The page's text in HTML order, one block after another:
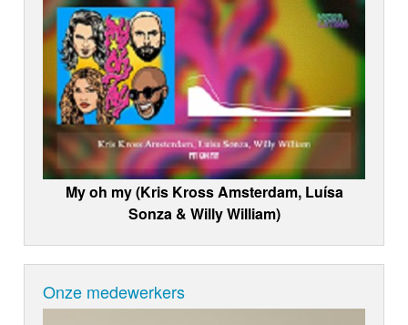
My oh my (Kris Kross Amsterdam, Luísa
Sonza & Willy William)
Onze medewerkers